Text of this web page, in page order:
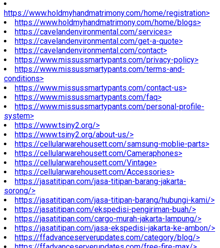
https://www.holdmyhandmatrimony.com/home/registration>
https://www.holdmyhandmatrimony.com/home/blogs>
https://cavelandenvironmental.com/services>
https://cavelandenvironmental.com/get-a-quote>
https://cavelandenvironmental.com/contact>
https://www.missussmartypants.com/privacy-policy>
https://www.missussmartypants.com/terms-and-
conditions>
https://www.missussmartypants.com/contact-us>
https://www.missussmartypants.com/faq>
https://www.missussmartypants.com/personal-profile-
system>
https://www.tsiny2.org/>
https://www.tsiny2.org/about-us/>
https://cellularwarehousett.com/samsung-moblie-parts>
https://cellularwarehousett.com/Cameraphones>
https://cellularwarehousett.com/Vintage>
https://cellularwarehousett.com/Accessories>
https://jasatitipan.com/jasa-titipan-barang-jakarta-
sorong/>
https://jasatitipan.com/jasa-titipan-barang/hubungi-kami/>
https://jasatitipan.com/ekspedisi-pengiriman-buah/>
https://jasatitipan.com/cargo-murah-jakarta-lampung/>
https://jasatitipan.com/jasa-ekspedisi-jakarta-ke-ambon/>
https://ffadvanceserverupdates.com/category/blog/>